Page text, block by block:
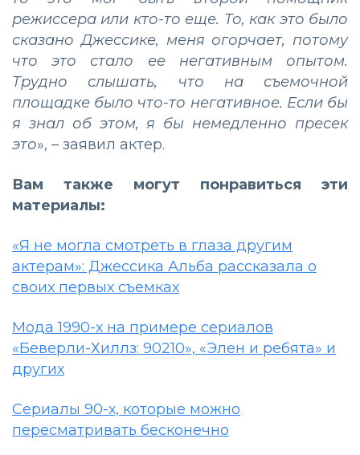
режиссера или кто-то еще. То, как это было
сказано Джессике, меня огорчает, потому
что это стало ее негативным опытом.
Трудно слышать, что на съемочной
площадке было что-то негативное. Если бы
я знал об этом, я бы немедленно пресек
это», – заявил актер.
Вам также могут понравиться эти
материалы:
«Я не могла смотреть в глаза другим
актерам»: Джессика Альба рассказала о
своих первых съемках
Мода 1990-х на примере сериалов
«Беверли-Хиллз: 90210», «Элен и ребята» и
других
Сериалы 90-х, которые можно
пересматривать бесконечно